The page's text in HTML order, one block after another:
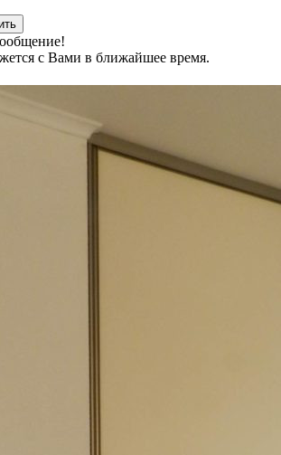
с Вами в ближайшее время.